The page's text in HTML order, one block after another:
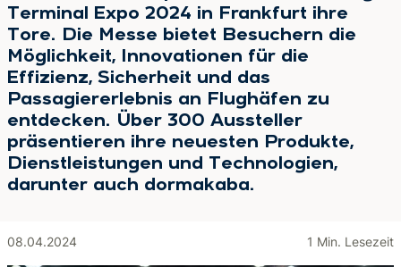
Terminal Expo 2024 in Frankfurt ihre
Tore. Die Messe bietet Besuchern die
Möglichkeit, Innovationen für die
Effizienz, Sicherheit und das
Passagiererlebnis an Flughäfen zu
entdecken. Über 300 Aussteller
präsentieren ihre neuesten Produkte,
Dienstleistungen und Technologien,
darunter auch dormakaba.
08.04.2024 1 Min. Lesezeit